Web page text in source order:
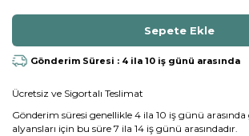
Gönderim Süresi : 4 ila 10 iş günü arasında
Ücretsiz ve Sigortalı Teslimat
Gönderim süresi genellikle 4 ila 10 iş günü
alyansları için bu süre 7 ila 14 iş günü arasındadır.